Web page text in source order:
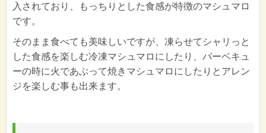
入されており、もっちりとした食感が特徴のマシュマロ
です。
そのまま食べても美味しいですが、凍らせてシャリっと
した食感を楽しむ冷凍マシュマロにしたり、バーベキュ
ーの時に火であぶって焼きマシュマロにしたりとアレン
ジを楽しむ事も出来ます。